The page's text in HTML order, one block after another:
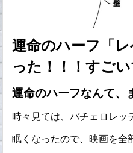
運命のハーフ「
った！！！すごい
運命のハーフなんて、
時々見ては、バチェロレッ
眠くなったので、映画を全